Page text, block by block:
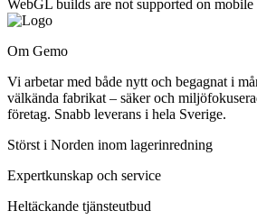
välkända fabrikat – säker och
företag. Snabb leverans i hela Sverige.